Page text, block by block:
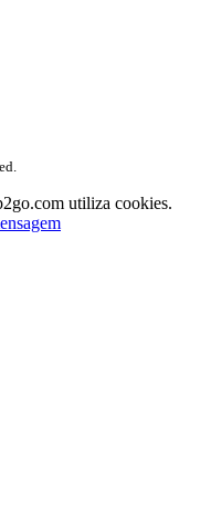
utiliza cookies.